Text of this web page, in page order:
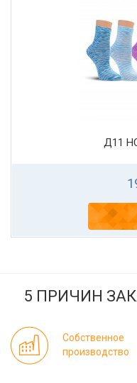
Д11
5 ПРИЧИН
Собственное
производство